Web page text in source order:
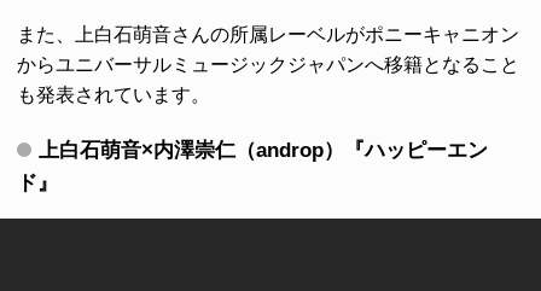
また、上白石萌音さんの所属レーベルがポニーキャニオン
からユニバーサルミュージックジャパンへ移籍となること
も発表されています。
上白石萌音×内澤崇仁（androp）『ハッピーエン
ド』